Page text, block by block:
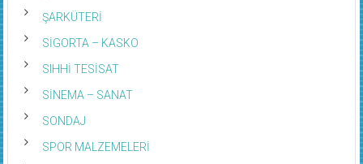
ŞARKÜTERİ
SİGORTA – KASKO
SIHHİ TESİSAT
SİNEMA – SANAT
SONDAJ
SPOR MALZEMELERİ